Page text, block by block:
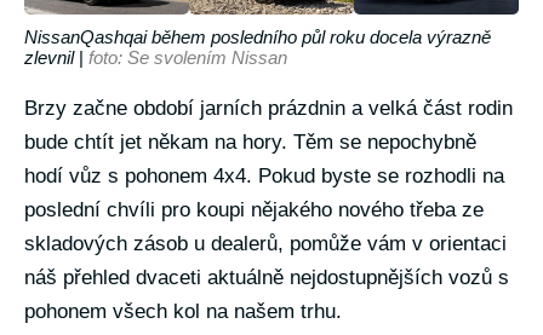
NissanQashqai během posledního půl roku docela výrazně
zlevnil| foto: Se svolením Nissan
Brzy začne období jarních prázdnin a velká část rodin
bude chtít jet někam na hory. Těm se nepochybně
hodí vůz s pohonem 4x4. Pokud byste se rozhodli na
poslední chvíli pro koupi nějakého nového třeba ze
skladových zásob u dealerů, pomůže vám v orientaci
náš přehled dvaceti aktuálně nejdostupnějších vozů s
pohonem všech kol na našem trhu.